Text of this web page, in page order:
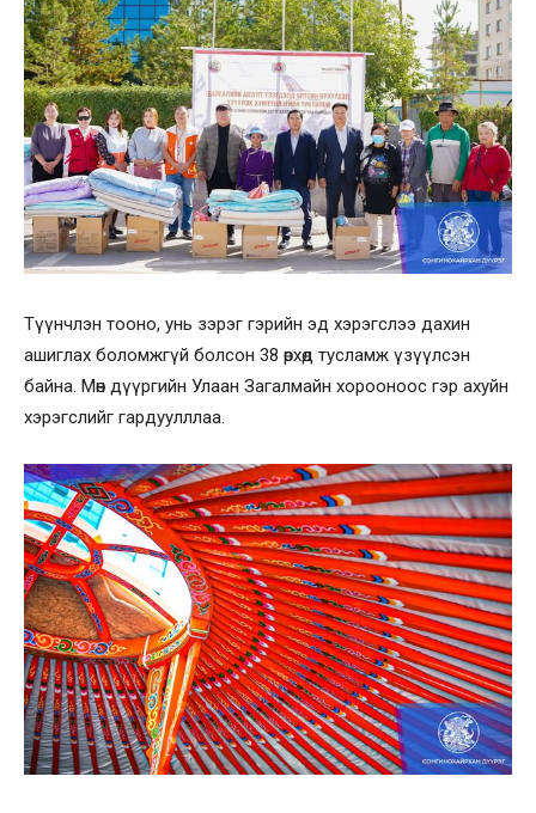
Түүнчлэн тооно, унь зэрэг гэрийн эд хэрэгслээ дахин
ашиглах боломжгүй болсон 38 өрхөд тусламж үзүүлсэн
байна. Мөн дүүргийн Улаан Загалмайн хорооноос гэр ахуйн
хэрэгслийг гардуулллаа.